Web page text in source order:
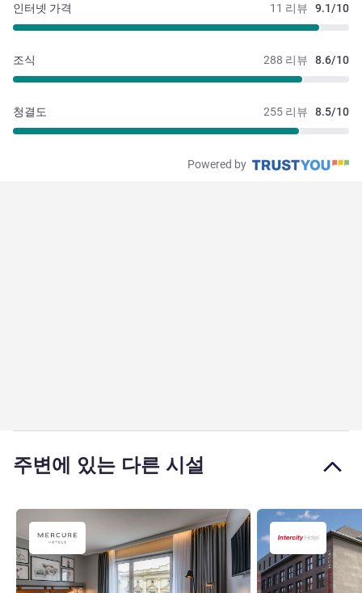
11 리뷰 9.1/10
인터넷 가격
288 리뷰 8.6/10
조식
255 리뷰 8.5/10
청결도
Powered by
주변에 있는 다른 시설